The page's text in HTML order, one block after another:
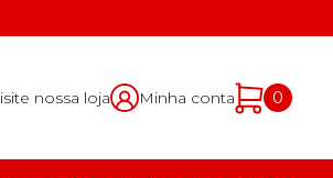
nossa loja Minha conta 0